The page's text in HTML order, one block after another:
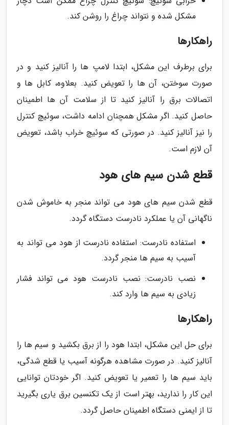
مشکل شده و نتواند چراغ را روشن کند.
راهکارها
برای برطرف این مشکل، ابتدا لامپ ها را آنالیز کنید و در
صورت سوختن، آن ها را تعویض کنید. بعلاوه، کابل ها و
اتصالات برق را آنالیز کنید تا از سلامت آن ها اطمینان
حاصل کنید. اگر مشکل همچنان ادامه داشت، سوئیچ کنترل
را نیز آنالیز کنید. در صورتی که سوئیچ خراب باشد، تعویض
آن لازم است.
قطع شدن سیم های هود
قطع شدن سیم های هود می تواند منجر به خاموش شدن
ناگهانی آن یا عملکرد نادرست دستگاه گردد.
استفاده نادرست: استفاده نادرست از هود می تواند به
آسیب به سیم ها منجر گردد.
نصب نادرست: نصب نادرست هود می تواند فشار
زیادی به سیم ها وارد کند.
راهکارها
برای حل این مشکل، ابتدا هود را از برق بکشید و سیم ها را
آنالیز کنید. در صورت مشاهده هرگونه آسیب یا قطع شدگی،
باید سیم ها را تعمیر یا تعویض کنید. اگر خودتان توانایی
این کار را ندارید، بهتر است از یک تکنسین برق یاری بگیرید
تا از ایمنی دستگاه اطمینان حاصل گردد.